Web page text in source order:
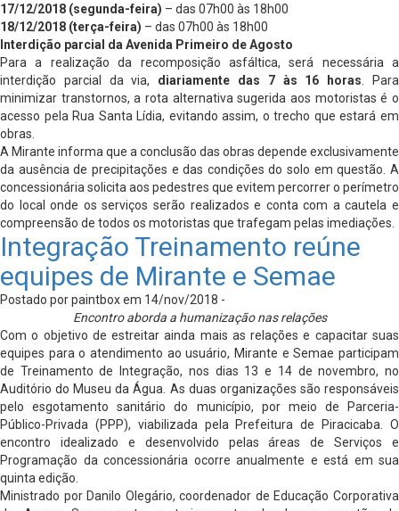
17/12/2018 (segunda-feira) – das 07h00 às 18h00
18/12/2018 (terça-feira) – das 07h00 às 18h00
Interdição parcial da Avenida Primeiro de Agosto
Para a realização da recomposição asfáltica, será necessária a
interdição parcial da via, diariamente das 7 às 16 horas . Para
minimizar transtornos, a rota alternativa sugerida aos motoristas é o
acesso pela Rua Santa Lídia, evitando assim, o trecho que estará em
obras.
A Mirante informa que a conclusão das obras depende exclusivamente
da ausência de precipitações e das condições do solo em questão. A
concessionária solicita aos pedestres que evitem percorrer o perímetro
do local onde os serviços serão realizados e conta com a cautela e
compreensão de todos os motoristas que trafegam pelas imediações.
Integração Treinamento reúne
equipes de Mirante e Semae
Postado por paintbox em 14/nov/2018 -
Encontro aborda a humanização nas relações
Com o objetivo de estreitar ainda mais as relações e capacitar suas
equipes para o atendimento ao usuário, Mirante e Semae participam
de Treinamento de Integração, nos dias 13 e 14 de novembro, no
Auditório do Museu da Água. As duas organizações são responsáveis
pelo esgotamento sanitário do município, por meio de Parceria-
Público-Privada (PPP), viabilizada pela Prefeitura de Piracicaba. O
encontro idealizado e desenvolvido pelas áreas de Serviços e
Programação da concessionária ocorre anualmente e está em sua
quinta edição.
Ministrado por Danilo Olegário, coordenador de Educação Corporativa